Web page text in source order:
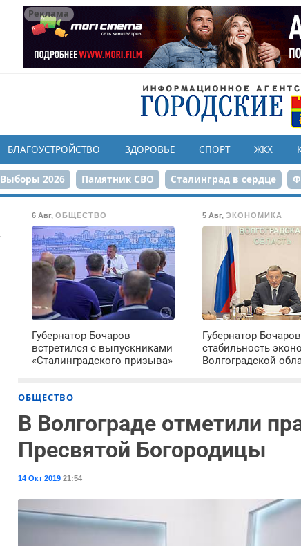
Реклама
БЛАГОУСТРОЙСТВО ЗДОРОВЬЕ СПОРТ ЖКХ
Выборы 2026 Памятник СВО Сталинград в сердце
80-летие Победы
6 Авг,ОБЩЕСТВО
Губернатор Бочаров
встретился с выпускниками
«Сталинградского призыва»
5 Авг,ЭКОНОМИКА
Губернатор
стабильность
Волгоградской
ОБЩЕСТВО
В Волгограде отметили
Пресвятой Богородицы
14 Окт 2019 21:54